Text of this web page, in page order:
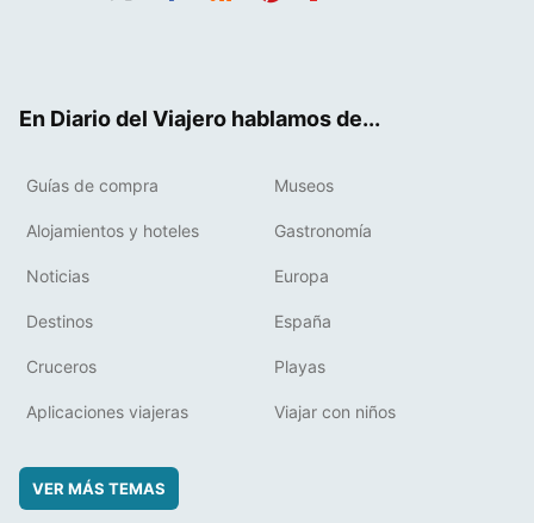
En Diario del Viajero hablamos de...
Guías de compra Museos
Alojamientos y hoteles Gastronomía
Noticias Europa
Destinos España
Cruceros Playas
Aplicaciones viajeras Viajar con niños
VER MÁS TEMAS